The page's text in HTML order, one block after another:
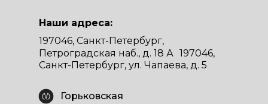
Наши адреса:
197046, Санкт-Петербург,
Петроградская наб., д. 18 А 197046,
Санкт-Петербург, ул. Чапаева, д. 5
Горьковская